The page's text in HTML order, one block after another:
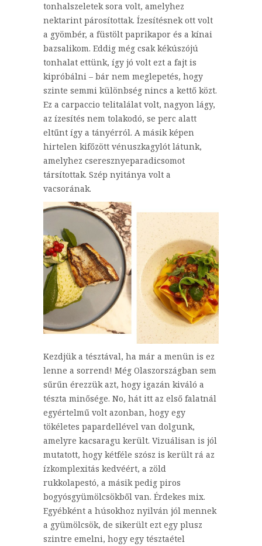
tonhalszeletek sora volt, amelyhez
nektarint párosítottak. Ízesítésnek ott volt
a gyömbér, a füstölt paprikapor és a kínai
bazsalikom. Eddig még csak kékúszójú
tonhalat ettünk, így jó volt ezt a fajt is
kipróbálni – bár nem meglepetés, hogy
szinte semmi különbség nincs a kettő közt.
Ez a carpaccio telitalálat volt, nagyon lágy,
az ízesítés nem tolakodó, se perc alatt
eltűnt így a tányérról. A másik képen
hirtelen kifőzött vénuszkagylót látunk,
amelyhez cseresznyeparadicsomot
társítottak. Szép nyitánya volt a
vacsorának.
Kezdjük a tésztával, ha már a menün is ez
lenne a sorrend! Még Olaszországban sem
sűrűn érezzük azt, hogy igazán kiváló a
tészta minősége. No, hát itt az első falatnál
egyértelmű volt azonban, hogy egy
tökéletes papardellével van dolgunk,
amelyre kacsaragu került. Vizuálisan is jól
mutatott, hogy kétféle szósz is került rá az
ízkomplexitás kedvéért, a zöld
rukkolapestó, a másik pedig piros
bogyósgyümölcsökből van. Érdekes mix.
Egyébként a húsokhoz nyilván jól mennek
a gyümölcsök, de sikerült ezt egy plusz
szintre emelni, hogy egy tésztaétel